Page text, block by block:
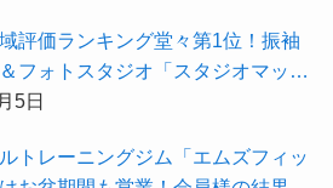
評価ランキング堂々第1位！振袖
フォトスタジオ「スタジオマック
な『2026年8月限定キャンペー
5日
トレーニングジム「エムズフィッ